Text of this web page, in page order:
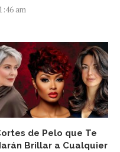
am
de Pelo que Te
Brillar a Cualquier